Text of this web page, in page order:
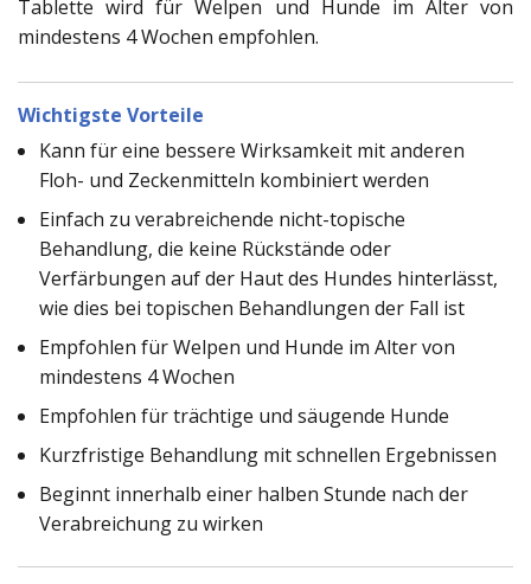
Tablette wird für Welpen und Hunde im Alter von
mindestens 4 Wochen empfohlen.
Wichtigste Vorteile
Kann für eine bessere Wirksamkeit mit anderen
Floh- und Zeckenmitteln kombiniert werden
Einfach zu verabreichende nicht-topische
Behandlung, die keine Rückstände oder
Verfärbungen auf der Haut des Hundes hinterlässt,
wie dies bei topischen Behandlungen der Fall ist
Empfohlen für Welpen und Hunde im Alter von
mindestens 4 Wochen
Empfohlen für trächtige und säugende Hunde
Kurzfristige Behandlung mit schnellen Ergebnissen
Beginnt innerhalb einer halben Stunde nach der
Verabreichung zu wirken